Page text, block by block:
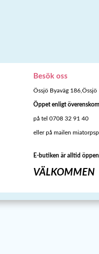
Besök oss
Össjö Byaväg 186,Össjö
Öppet enligt
på tel 0708 32 91 40
eller på mailen
E-butiken är alltid öppen
VÄLKOMMEN